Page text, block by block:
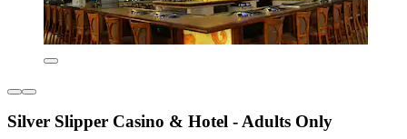
Silver Slipper Casino & Hotel - Adults Only